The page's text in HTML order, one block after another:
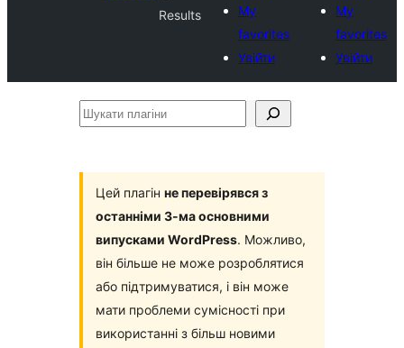
Results
My
favorites
Увійти
My
favorites
Увійти
Шукати
Цей плагін не перевірявся з
останніми 3-ма основними
випусками WordPress. Можливо,
він більше не може розроблятися
або підтримуватися, і він може
мати проблеми сумісності при
використанні з більш новими